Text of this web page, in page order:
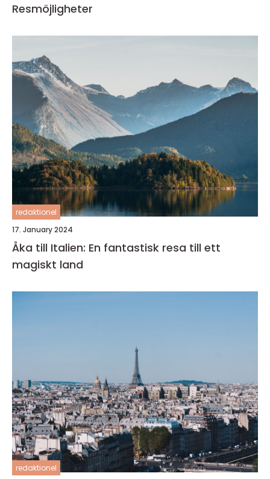
Resmöjligheter
redaktionel
17. January 2024
Åka till Italien: En fantastisk resa till ett
magiskt land
redaktionel